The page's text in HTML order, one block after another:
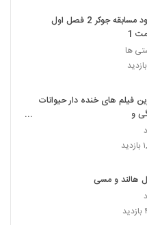
دانلود مسابقه جوکر 2 فصل اول
1
ها
فیلم های خنده دار حیوانات
و
بقا
هالند و مسی